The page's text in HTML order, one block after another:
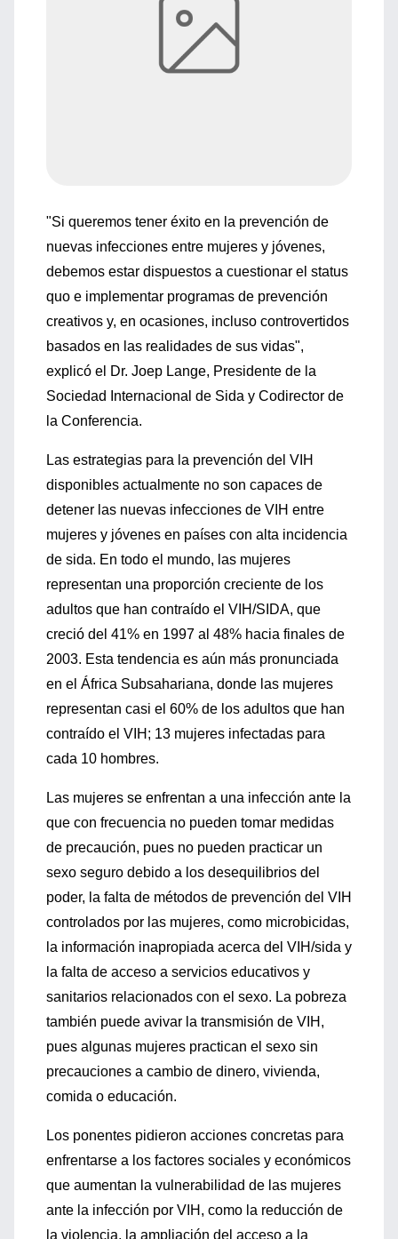
"Si queremos tener éxito en la prevención de
nuevas infecciones entre mujeres y jóvenes,
debemos estar dispuestos a cuestionar el status
quo e implementar programas de prevención
creativos y, en ocasiones, incluso controvertidos
basados en las realidades de sus vidas",
explicó el Dr. Joep Lange, Presidente de la
Sociedad Internacional de Sida y Codirector de
la Conferencia.
Las estrategias para la prevención del VIH
disponibles actualmente no son capaces de
detener las nuevas infecciones de VIH entre
mujeres y jóvenes en países con alta incidencia
de sida. En todo el mundo, las mujeres
representan una proporción creciente de los
adultos que han contraído el VIH/SIDA, que
creció del 41% en 1997 al 48% hacia finales de
2003. Esta tendencia es aún más pronunciada
en el África Subsahariana, donde las mujeres
representan casi el 60% de los adultos que han
contraído el VIH; 13 mujeres infectadas para
cada 10 hombres.
Las mujeres se enfrentan a una infección ante la
que con frecuencia no pueden tomar medidas
de precaución, pues no pueden practicar un
sexo seguro debido a los desequilibrios del
poder, la falta de métodos de prevención del VIH
controlados por las mujeres, como microbicidas,
la información inapropiada acerca del VIH/sida y
la falta de acceso a servicios educativos y
sanitarios relacionados con el sexo. La pobreza
también puede avivar la transmisión de VIH,
pues algunas mujeres practican el sexo sin
precauciones a cambio de dinero, vivienda,
comida o educación.
Los ponentes pidieron acciones concretas para
enfrentarse a los factores sociales y económicos
que aumentan la vulnerabilidad de las mujeres
ante la infección por VIH, como la reducción de
la violencia, la ampliación del acceso a la